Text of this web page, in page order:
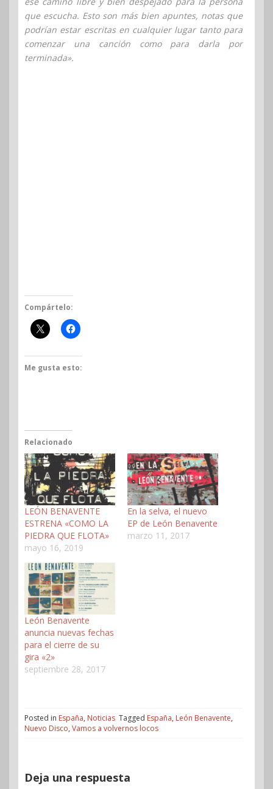
que escucha. Esto son más bien apuntes, notas que
podrían estar escritas en cualquier lugar tanto para
comenzar una canción como para darla por
terminada».
Compártelo:
Me gusta esto:
Relacionado
LEÓN BENAVENTE
ESTRENA «COMO LA
PIEDRA QUE FLOTA»
mayo 16, 2019
En la selva, el nuevo
EP de León Benavente
marzo 11, 2017
León Benavente
anuncia nuevas fechas
para el cierre de su
gira «2»
septiembre 28, 2017
Posted in España, Noticias Tagged España, León Benavente,
Nuevo Disco, Vamos a volvernos locos
Deja una respuesta